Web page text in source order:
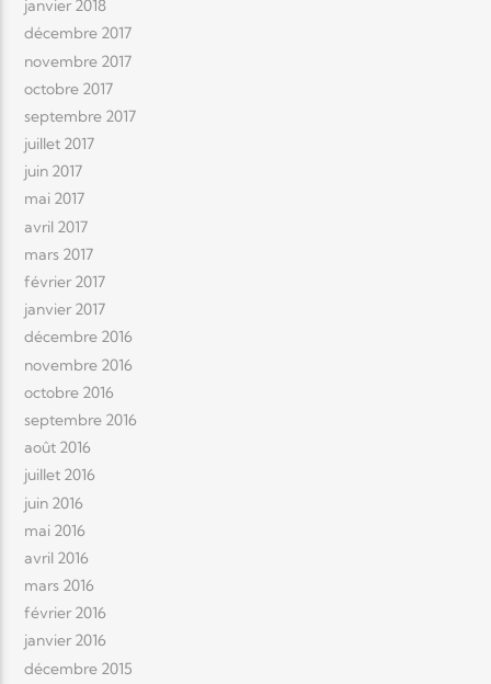
janvier 2018
décembre 2017
novembre 2017
octobre 2017
septembre 2017
juillet 2017
juin 2017
mai 2017
avril 2017
mars 2017
février 2017
janvier 2017
décembre 2016
novembre 2016
octobre 2016
septembre 2016
août 2016
juillet 2016
juin 2016
mai 2016
avril 2016
mars 2016
février 2016
janvier 2016
décembre 2015